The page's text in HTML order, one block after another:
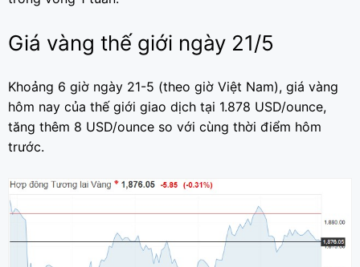
Giá vàng thế giới ngày 21/5
Khoảng 6 giờ ngày 21-5 (theo giờ Việt Nam), giá vàng
hôm nay của thế giới giao dịch tại 1.878 USD/ounce,
tăng thêm 8 USD/ounce so với cùng thời điểm hôm
trước.